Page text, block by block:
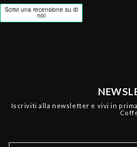
Iscriviti alla newsletter e vivi in